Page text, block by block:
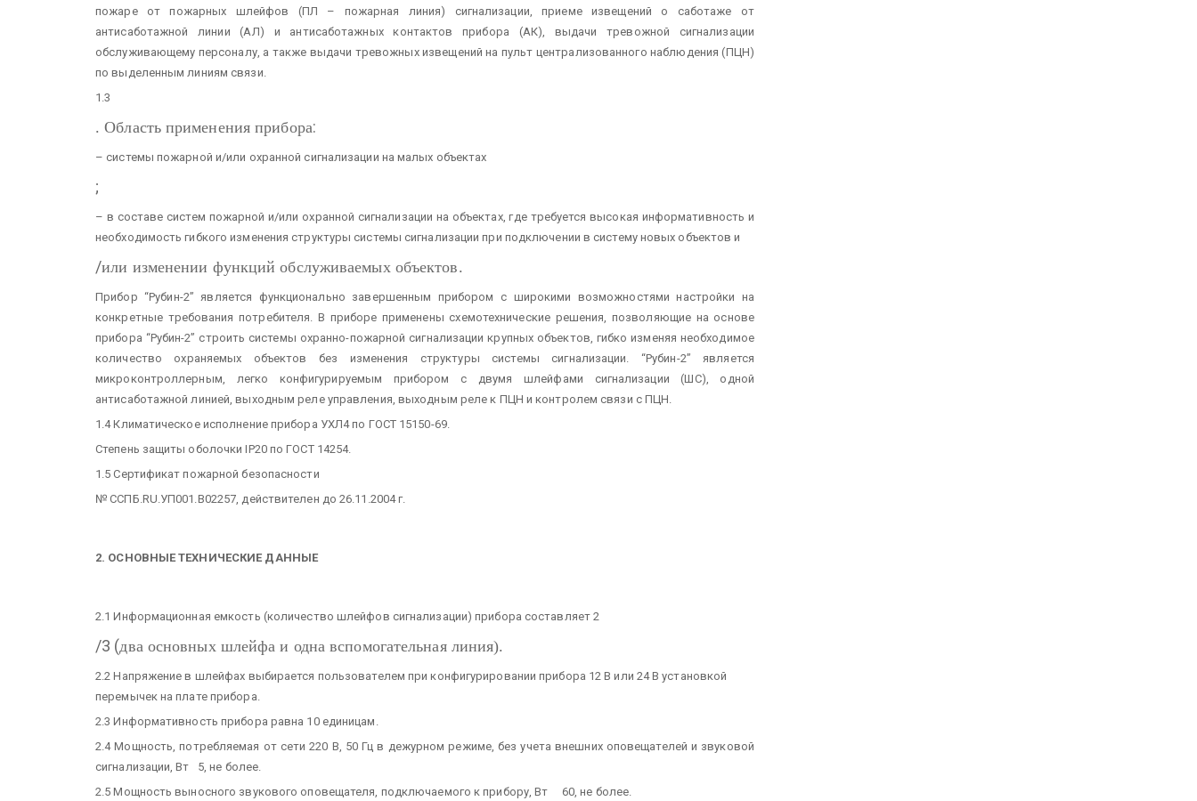
пожаре от пожарных шлейфов (ПЛ – пожарная линия) сигнализации, приеме извещений о саботаже от
антисаботажной линии (АЛ) и антисаботажных контактов прибора (АК), выдачи тревожной сигнализации
обслуживающему персоналу, а также выдачи тревожных извещений на пульт централизованного наблюдения (ПЦН)
по выделенным линиям связи.
1.3
. Область применения прибора:
– системы пожарной и/или охранной сигнализации на малых объектах
;
– в составе систем пожарной и/или охранной сигнализации на объектах, где требуется высокая информативность и
необходимость гибкого изменения структуры системы сигнализации при подключении в систему новых объектов и
/или изменении функций обслуживаемых объектов.
Прибор “Рубин-2” является функционально завершенным прибором с широкими возможностями настройки на
конкретные требования потребителя. В приборе применены схемотехнические решения, позволяющие на основе
прибора “Рубин-2” строить системы охранно-пожарной сигнализации крупных объектов, гибко изменяя необходимое
количество охраняемых объектов без изменения структуры системы сигнализации. “Рубин-2” является
микроконтроллерным, легко конфигурируемым прибором с двумя шлейфами сигнализации (ШС), одной
антисаботажной линией, выходным реле управления, выходным реле к ПЦН и контролем связи с ПЦН.
1.4 Климатическое исполнение прибора УХЛ4 по ГОСТ 15150-69.
Степень защиты оболочки IP20 по ГОСТ 14254.
1.5 Сертификат пожарной безопасности
№ ССПБ.RU.УП001.В02257, действителен до 26.11.2004 г.
2. ОСНОВНЫЕ ТЕХНИЧЕСКИЕ ДАННЫЕ
2.1 Информационная емкость (количество шлейфов сигнализации) прибора составляет 2
/3 (два основных шлейфа и одна вспомогательная линия).
2.2 Напряжение в шлейфах выбирается пользователем при конфигурировании прибора 12 В или 24 В установкой
перемычек на плате прибора.
2.3 Информативность прибора равна 10 единицам.
2.4 Мощность, потребляемая от сети 220 В, 50 Гц в дежурном режиме, без учета внешних оповещателей и звуковой
сигнализации, Вт 5, не более.
2.5 Мощность выносного звукового оповещателя, подключаемого к прибору, Вт 60, не более.